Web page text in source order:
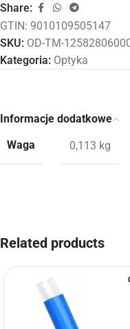
Share:
GTIN: 9010109505147
SKU: OD-TM-
Kategoria: Optyka
Informacje dodatkowe
Waga
0,113 kg
Related products